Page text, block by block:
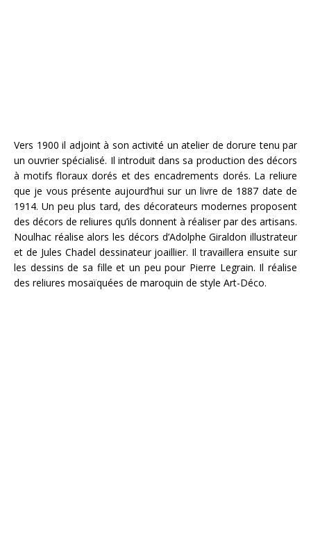
Vers 1900 il adjoint à son activité un atelier de dorure tenu par
un ouvrier spécialisé. Il introduit dans sa production des décors
à motifs floraux dorés et des encadrements dorés. La reliure
que je vous présente aujourd’hui sur un livre de 1887 date de
1914. Un peu plus tard, des décorateurs modernes proposent
des décors de reliures qu’ils donnent à réaliser par des artisans.
Noulhac réalise alors les décors d’Adolphe Giraldon illustrateur
et de Jules Chadel dessinateur joaillier. Il travaillera ensuite sur
les dessins de sa fille et un peu pour Pierre Legrain. Il réalise
des reliures mosaïquées de maroquin de style Art-Déco.